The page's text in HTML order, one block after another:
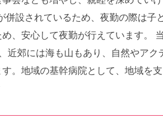
設されているため、夜勤の際は子
、安心して夜勤が行えています。
近郊には海も山もあり、自然やアク
。地域の基幹病院として、地域を